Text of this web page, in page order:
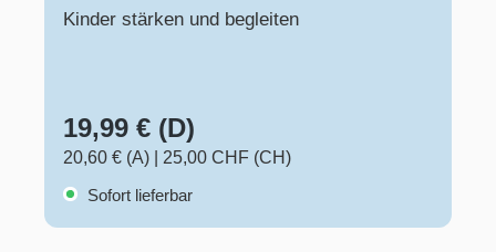
Kinder stärken und begleiten
19,99 € (D)
20,60 € (A)
25,00 CHF (CH)
Sofort lieferbar